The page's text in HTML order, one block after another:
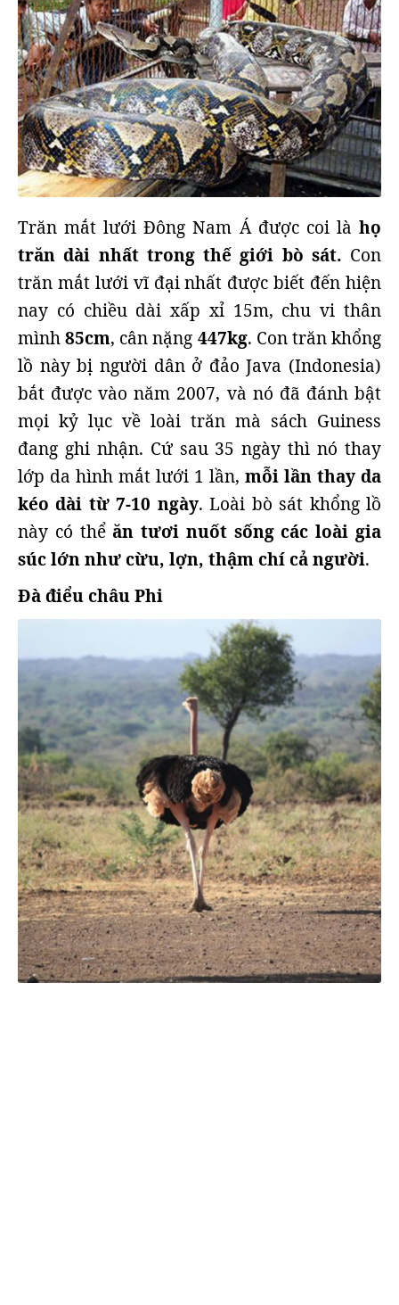
Trăn mắt lưới Đông Nam Á được coi là họ
trăn dài nhất trong thế giới bò sát. Con
trăn mắt lưới vĩ đại nhất được biết đến hiện
nay có chiều dài xấp xỉ 15m, chu vi thân
mình85cm, cân nặng 447kg. Con trăn khổng
lồ này bị người dân ở đảo Java (Indonesia)
bắt được vào năm 2007, và nó đã đánh bật
mọi kỷ lục về loài trăn mà sách Guiness
đang ghi nhận. Cứ sau 35 ngày thì nó thay
lớp da hình mắt lưới 1 lần, mỗi lần thay da
kéo dài từ 7-10 ngày. Loài bò sát khổng lồ
này có thểăn tươi nuốt sống các loài gia
súc lớn như cừu, lợn, thậm chí cả người.
Đà điểu châu Phi